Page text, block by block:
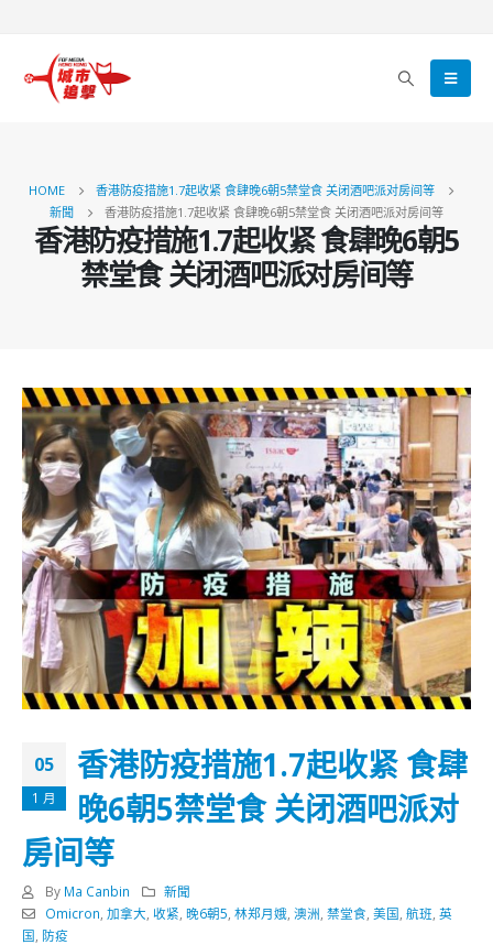
HOME
香港防疫措施1.7起收紧 食肆晚6朝5禁堂食 关闭酒吧派对房间等
新聞
香港防疫措施1.7起收紧 食肆晚6朝5禁堂食 关闭酒吧派对房间等
香港防疫措施1.7起收紧 食肆晚6朝5
禁堂食 关闭酒吧派对房间等
05
1 月
香港防疫措施1.7起收紧 食肆
晚6朝5禁堂食 关闭酒吧派对
房间等
By Ma Canbin
新聞
Omicron 加拿大 收紧 晚6朝5 林郑月娥, 澳洲 禁堂食 美国 航班 英
国 防疫